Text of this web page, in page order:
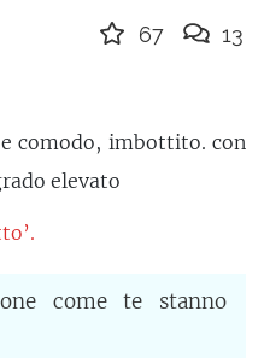
comodo, imbottito. con
elevato
come te stanno
67 13